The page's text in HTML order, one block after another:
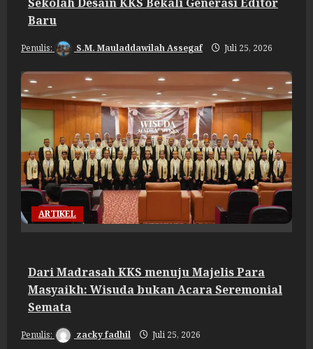
Baru
S.M. Mauladdawilah Assegaf Juli 25, 2026
ARTIKEL
Dari Madrasah KKS menuju Majelis Para
Masyaikh: Wisuda bukan Acara Seremonial
Semata
zacky fadhil Juli 25, 2026